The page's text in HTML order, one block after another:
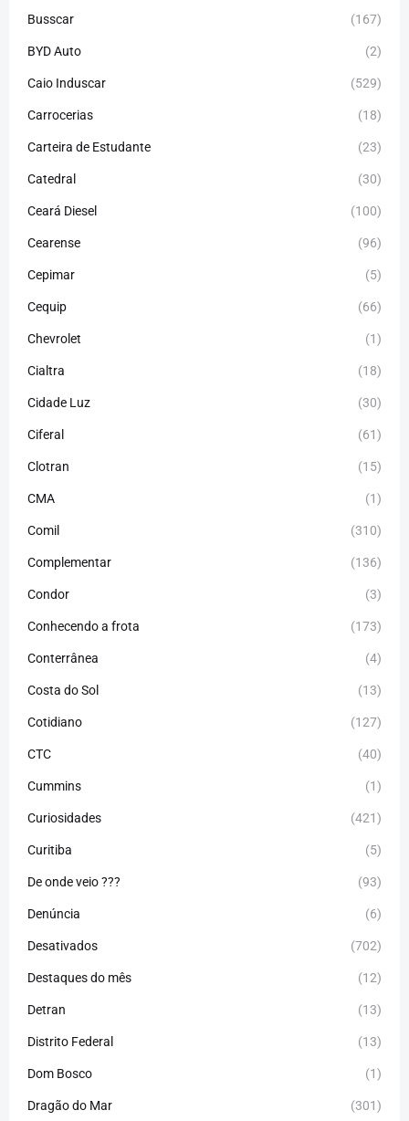
Busscar (167)
BYD Auto (2)
Caio Induscar (529)
Carrocerias (18)
Carteira de Estudante (23)
Catedral (30)
Ceará Diesel (100)
Cearense (96)
Cepimar (5)
Cequip (66)
Chevrolet (1)
Cialtra (18)
Cidade Luz (30)
Ciferal (61)
Clotran (15)
CMA (1)
Comil (310)
Complementar (136)
Condor (3)
Conhecendo a frota (173)
Conterrânea (4)
Costa do Sol (13)
Cotidiano (127)
CTC (40)
Cummins (1)
Curiosidades (421)
Curitiba (5)
De onde veio ??? (93)
Denúncia (6)
Desativados (702)
Destaques do mês (12)
Detran (13)
Distrito Federal (13)
Dom Bosco (1)
Dragão do Mar (301)